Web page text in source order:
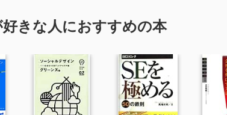
きな人におすすめの本